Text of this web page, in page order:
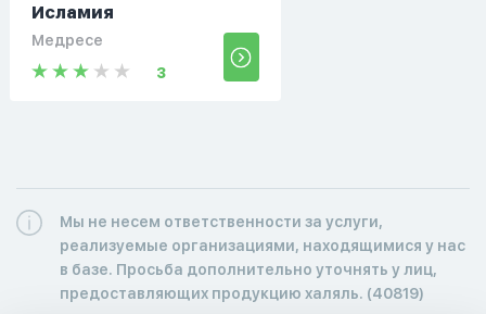
Исламия
Медресе
3
Мы не несем ответственности за услуги,
реализуемые организациями, находящимися у нас
в базе. Просьба дополнительно уточнять у лиц,
предоставляющих продукцию халяль. (40819)